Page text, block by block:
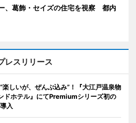
、葛飾・セイズの住宅を視察 都内
レスリリース
楽しいが、ぜんぶ込み”！『大江戸温泉物
ドホテル』にてPremiumシリーズ初の
入